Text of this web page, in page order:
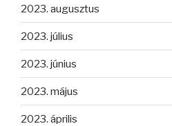
2023. augusztus
2023. július
2023. június
2023. május
2023. április